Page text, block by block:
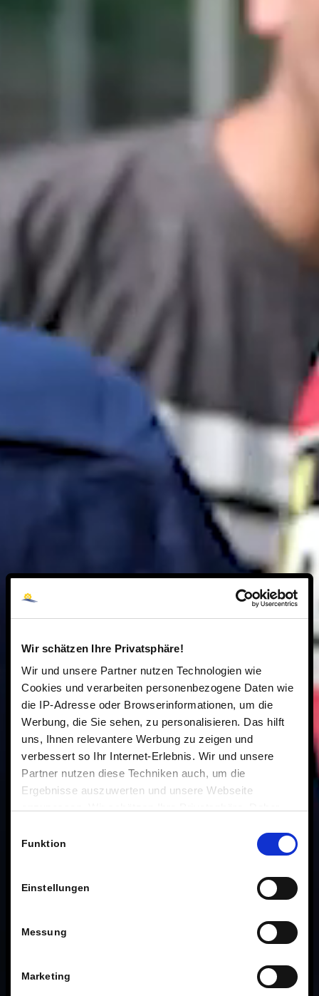
Wir schätzen Ihre Privatsphäre!
Wir und unsere Partner nutzen Technologien wie
Cookies und verarbeiten personenbezogene Daten wie
die IP-Adresse oder Browserinformationen, um die
Werbung, die Sie sehen, zu personalisieren. Das hilft
uns, Ihnen relevantere Werbung zu zeigen und
verbessert so Ihr Internet-Erlebnis. Wir und unsere
Partner nutzen diese Techniken auch, um die
Ergebnisse auszuwerten und unsere Webseite
Technologien.
Funktion
Einstellungen
Messung
Marketing